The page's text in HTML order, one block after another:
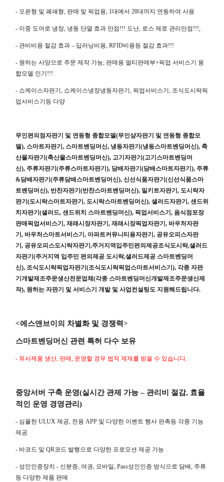
- 오픈형 및 폐쇄형, 판매 및 픽업용, 1대에서 20대까지 연동하여 사용
- 이중 도어로 냉장, 냉동 단열 효과 만점 !!! 도난, 로스 제로 관리만점 !!!,
- 관비비용 절감 효과 – 딥러닝비용, RFID비용등 절감 효과!!!
- 원하는 사양으로 주문 제작 가능, 판매용 멀티판매부+픽업 서비스기 융
합모델 인기 !!!
- 쇼케이스자판기 , 쇼케이스냉장냉동자판기 , 픽업서비스기 , 조식도시락픽
업서비스기등 다양
무인편의점자판기 및 연동형 종합모델(무인샾자판기 및 연동형 종합모
델), 스마트자판기 , 스마트벤딩머신, 냉동자판기 (냉동스마트벤딩머신), 축
산물자판기 (축산물스마트벤딩머신), 고기자판기 (고기스마트벤딩머
신), 주류자판기 (주류스마트자판기 ), 담배자판기 (담배스마트자판기 ), 주류
&담배자판기 (주류담배스마트벤딩머신), 신선식품자판기 (신선식품스마
트벤딩머신), 반찬자판기 (반찬스마트벤딩머신), 밀키트자판기 , 도시락자
판기 (도시락스마트자판기 , 도시락스마트벤딩머신), 샐러드자판기 , 샌드위
치자판기 (샐러드, 샌드위치 스마트벤딩머신), 픽업서비스기 , 음식점포장
판매픽업서비스기 , 재래시장자판기 , 재래시장픽업자판기 , 바우처자판
기 , 바우처스마트서비스기 , 아파트커뮤니티용자판기 , 공유오피스자판
기 , 공유오피스도시락자판기 ,주거지역입주민편의제공조식도시락,샐러드
자판기 (주거지역 입주민 편의제공 도시락,샐러드제공 스마트벤딩머
신), 조식도시락픽업자판기 (조식도시락픽업스마트서비스기 ), 각종 자판
기개발제조주문생산전문업체 (각종 스마트벤딩머신개발제조주문생산제
작), 원하는 자판기 및 서비스기 개발 및 사업컨설팅도 지원해드립니다.
<에스앤브이의 차별화 및 경쟁력>
스마트벤딩머신 관련 특허 다수 보유
- 유사제품 생산, 판매, 운영할 경우 법적 제재를 받을 수 있습니다.
중앙서버 구축 운영(실시간 관제 가능– 관리비 절감, 효율
적인 운영 경영관리 )
- 심플한 UI,UX 제공, 전용 APP 및 다양한 이벤트 행사 판촉등 각종 기능
제공
- 바코드 및 QR코드 발행으로 다양한 프로모션 제공 가능
- 성인인증장치 - 신분증, 여권, 모바일, Pass성인인증 방식으로 담배, 주류
등 다양한 제품 판매